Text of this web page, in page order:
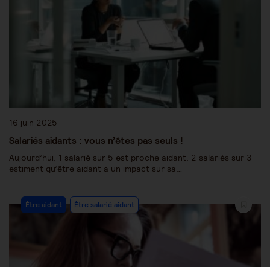
16 juin 2025
Salariés aidants : vous n’êtes pas seuls !
Aujourd’hui, 1 salarié sur 5 est proche aidant. 2 salariés sur 3
estiment qu’être aidant a un impact sur sa…
Être aidant Être salarié aidant